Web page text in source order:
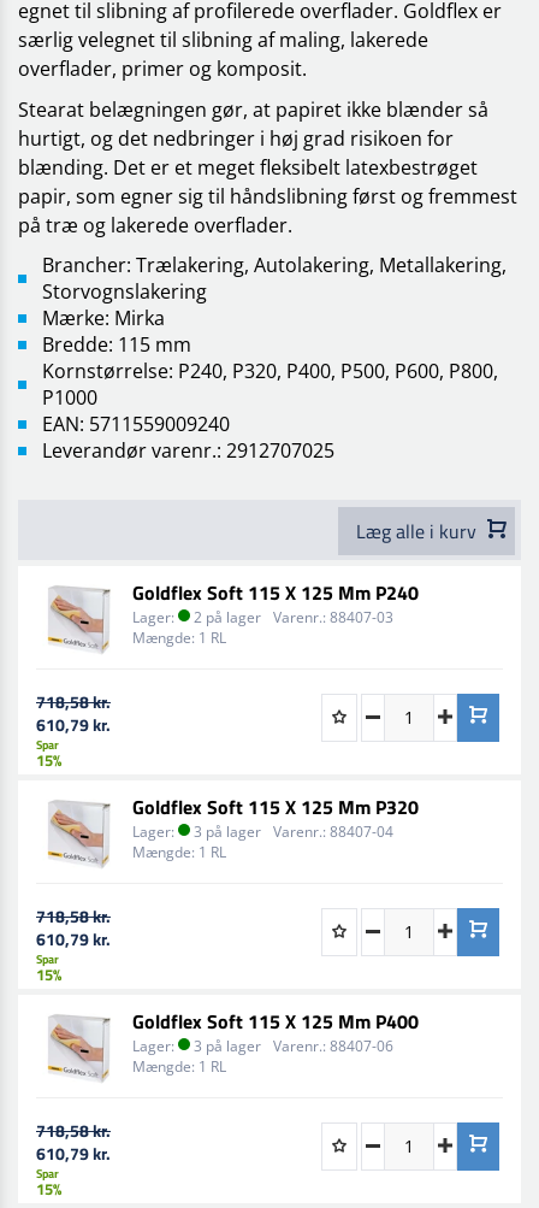
egnet til slibning af profilerede overflader. Goldflex er
særlig velegnet til slibning af maling, lakerede
overflader, primer og komposit.
Stearat belægningen gør, at papiret ikke blænder så
hurtigt, og det nedbringer i høj grad risikoen for
blænding. Det er et meget fleksibelt latexbestrøget
papir, som egner sig til håndslibning først og fremmest
på træ og lakerede overflader.
Brancher: Trælakering, Autolakering, Metallakering,
Storvognslakering
Mærke: Mirka
Bredde: 115 mm
Kornstørrelse: P240, P320, P400, P500, P600, P800,
P1000
EAN: 5711559009240
Leverandør varenr.: 2912707025
Læg alle i kurv
Goldflex Soft 115 X 125 Mm P240
Lager: 2 på lager Varenr.: 88407-03
Mængde: 1 RL
718,58 kr.
610,79 kr.
Spar
15%
Goldflex Soft 115 X 125 Mm P320
Lager: 3 på lager Varenr.: 88407-04
Mængde: 1 RL
718,58 kr.
610,79 kr.
Spar
15%
Goldflex Soft 115 X 125 Mm P400
Lager: 3 på lager Varenr.: 88407-06
Mængde: 1 RL
718,58 kr.
610,79 kr.
Spar
15%